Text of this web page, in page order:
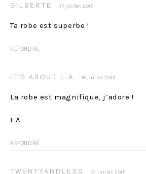
GILBERTE 17 juillet 2015
Ta robe est superbe !
RÉPONDRE
IT'S ABOUT L.A 18 juillet 2015
La robe est magnifique, j’adore !
L.A
RÉPONDRE
TWENTYANDLESS 21 juillet 2015